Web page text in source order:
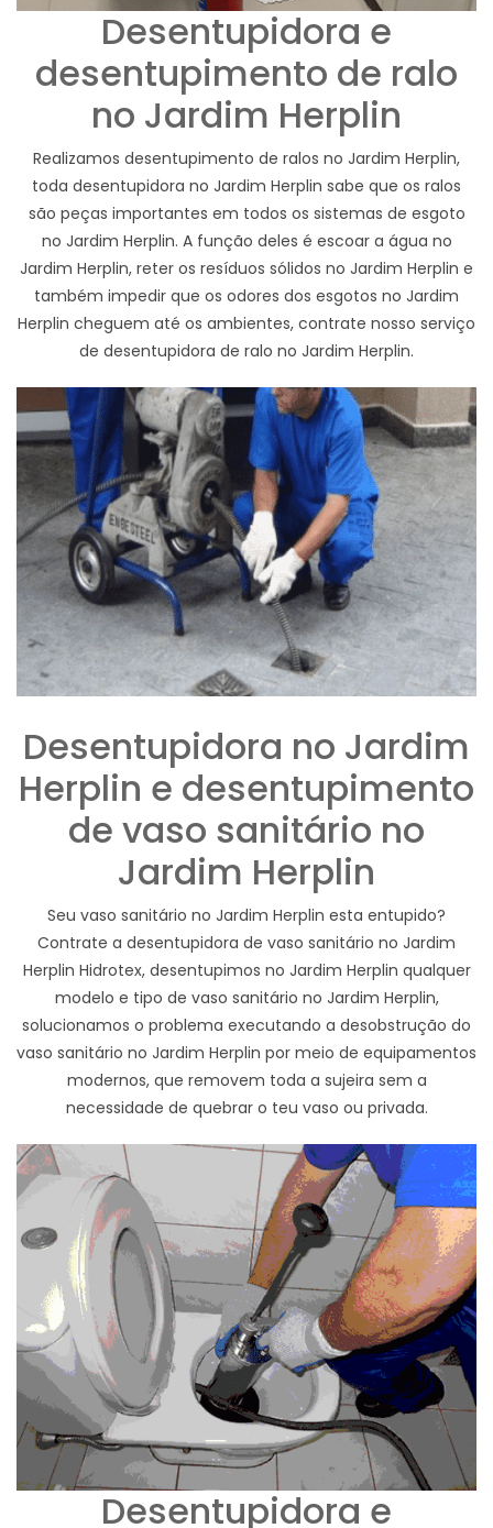
Desentupidora e
desentupimento de ralo
no Jardim Herplin
Realizamos desentupimento de ralos no Jardim Herplin,
toda desentupidora no Jardim Herplin sabe que os ralos
são peças importantes em todos os sistemas de esgoto
no Jardim Herplin. A função deles é escoar a água no
Jardim Herplin, reter os resíduos sólidos no Jardim Herplin e
também impedir que os odores dos esgotos no Jardim
Herplin cheguem até os ambientes, contrate nosso serviço
de desentupidora de ralo no Jardim Herplin.
Desentupidora no Jardim
Herplin e desentupimento
de vaso sanitário no
Jardim Herplin
Seu vaso sanitário no Jardim Herplin esta entupido?
Contrate a desentupidora de vaso sanitário no Jardim
Herplin Hidrotex, desentupimos no Jardim Herplin qualquer
modelo e tipo de vaso sanitário no Jardim Herplin,
solucionamos o problema executando a desobstrução do
vaso sanitário no Jardim Herplin por meio de equipamentos
modernos, que removem toda a sujeira sem a
necessidade de quebrar o teu vaso ou privada.
Desentupidora e